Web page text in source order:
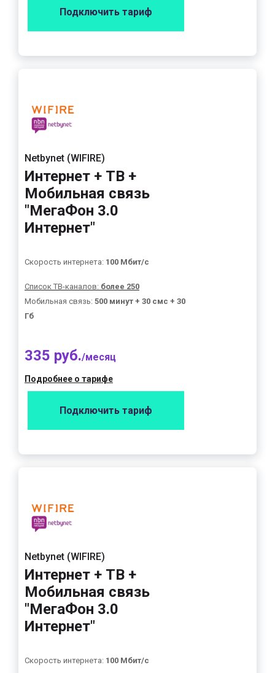
Подключить тариф
Netbynet (WIFIRE)
Интернет + ТВ +
Мобильная связь
"МегаФон 3.0
Интернет"
Скорость интернета: 100 Мбит/с
Список ТВ-каналов: более 250
Мобильная связь: 500 минут + 30 смс + 30
Гб
335 руб./месяц
Подробнее о тарифе
Подключить тариф
Netbynet (WIFIRE)
Интернет + ТВ +
Мобильная связь
"МегаФон 3.0
Интернет"
Скорость интернета: 100 Мбит/с